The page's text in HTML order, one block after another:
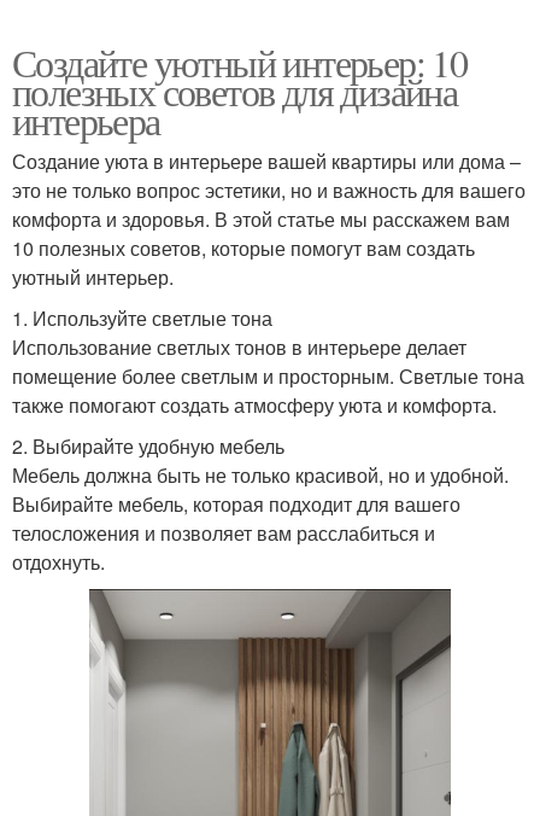
Создайте уютный интерьер: 10
полезных советов для дизайна
интерьера
Создание уюта в интерьере вашей квартиры или дома –
это не только вопрос эстетики, но и важность для вашего
комфорта и здоровья. В этой статье мы расскажем вам
10 полезных советов, которые помогут вам создать
уютный интерьер.
1. Используйте светлые тона
Использование светлых тонов в интерьере делает
помещение более светлым и просторным. Светлые тона
также помогают создать атмосферу уюта и комфорта.
2. Выбирайте удобную мебель
Мебель должна быть не только красивой, но и удобной.
Выбирайте мебель, которая подходит для вашего
телосложения и позволяет вам расслабиться и
отдохнуть.